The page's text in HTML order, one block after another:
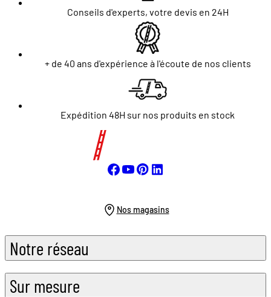
Conseils d'experts, votre devis en 24H
+ de 40 ans d'expérience à l'écoute de nos clients
Expédition 48H sur nos produits en stock
Nos magasins
Notre réseau
Sur mesure